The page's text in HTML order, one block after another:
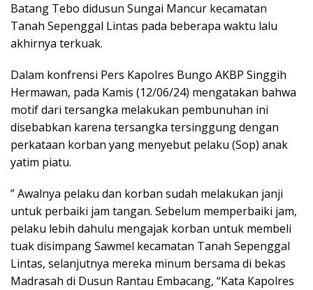
Batang Tebo didusun Sungai Mancur kecamatan
Tanah Sepenggal Lintas pada beberapa waktu lalu
akhirnya terkuak.
Dalam konfrensi Pers Kapolres Bungo AKBP Singgih
Hermawan, pada Kamis (12/06/24) mengatakan bahwa
motif dari tersangka melakukan pembunuhan ini
disebabkan karena tersangka tersinggung dengan
perkataan korban yang menyebut pelaku (Sop) anak
yatim piatu.
” Awalnya pelaku dan korban sudah melakukan janji
untuk perbaiki jam tangan. Sebelum memperbaiki jam,
pelaku lebih dahulu mengajak korban untuk membeli
tuak disimpang Sawmel kecamatan Tanah Sepenggal
Lintas, selanjutnya mereka minum bersama di bekas
Madrasah di Dusun Rantau Embacang, “Kata Kapolres